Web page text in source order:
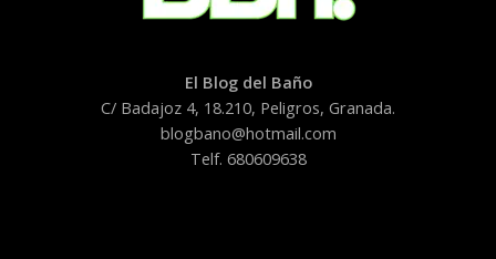
El Blog del Baño
C/ Badajoz 4, 18.210, Peligros, Granada.
blogbano@hotmail.com
Telf. 680609638